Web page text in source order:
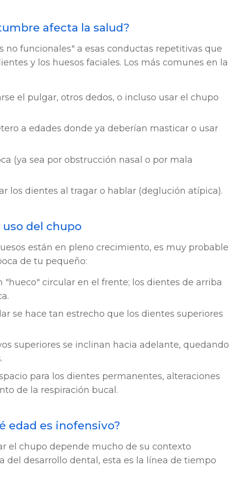
afecta la salud?
no funcionales" a esas conductas repetitivas que
y los huesos faciales. Los más comunes en la
el pulgar, otros dedos, o incluso usar el chupo
a edades donde ya deberían masticar o usar
(ya sea por obstrucción nasal o por mala
los dientes al tragar o hablar (deglución atípica).
del chupo
están en pleno crecimiento, es muy probable
de tu pequeño:
"hueco" circular en el frente; los dientes de arriba
se hace tan estrecho que los dientes superiores
superiores se inclinan hacia adelante, quedando
para los dientes permanentes, alteraciones
de la respiración bucal.
edad es inofensivo?
el chupo depende mucho de su contexto
del desarrollo dental, esta es la línea de tiempo